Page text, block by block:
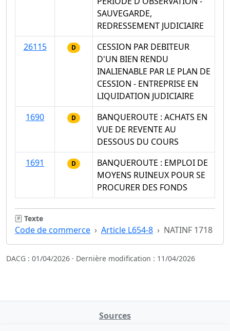
SAUVEGARDE,
REDRESSEMENT JUDICIAIRE
26115
D
CESSION PAR DEBITEUR
D'UN BIEN RENDU
INALIENABLE PAR LE PLAN DE
CESSION - ENTREPRISE EN
LIQUIDATION JUDICIAIRE
1690
D
BANQUEROUTE : ACHATS EN
VUE DE REVENTE AU
DESSOUS DU COURS
1691
D
BANQUEROUTE : EMPLOI DE
MOYENS RUINEUX POUR SE
PROCURER DES FONDS
Texte
Code de commerce Article L654-8 NATINF 1718
DACG : 01/04/2026 · Dernière modification : 11/04/2026
Sources